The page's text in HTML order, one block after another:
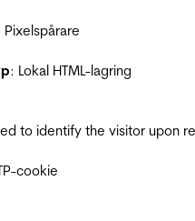
Pixelspårare
: Lokal HTML-lagring
to identify the visitor upon
cookie